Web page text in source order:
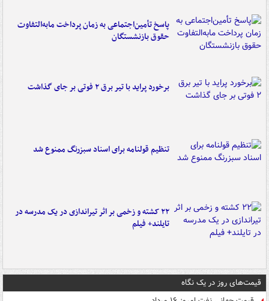
پاسخ تأمین‌اجتماعی به زمان پرداخت مابه‌التفاوت
حقوق بازنشستگان
برخورد پراید با تیر برق ۲ فوتی بر جای گذاشت
تنظیم قولنامه برای اسناد سبزرنگ ممنوع شد
۲۲ کشته و زخمی بر اثر تیراندازی در یک مدرسه در
تایلند+ فیلم
قیمت‌های روز در یک نگاه